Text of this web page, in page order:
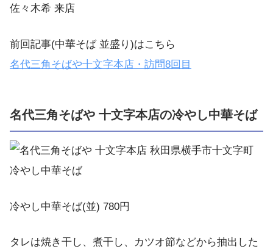
前回記事(中華そば 並盛り)はこちら
名代三角そばや十文字本店・訪問8回目
名代三角そばや 十文字本店の冷やし中華そば
冷やし中華そば(並) 780円
タレは焼き干し、煮干し、カツオ節などから抽出した